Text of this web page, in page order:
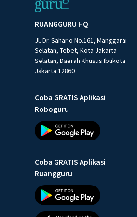
RUANGGURU HQ
Jl. Dr. Saharjo No.161, Manggarai
Selatan, Tebet, Kota Jakarta
Selatan, Daerah Khusus Ibukota
Jakarta 12860
Coba GRATIS Aplikasi
Roboguru
Coba GRATIS Aplikasi
Ruangguru